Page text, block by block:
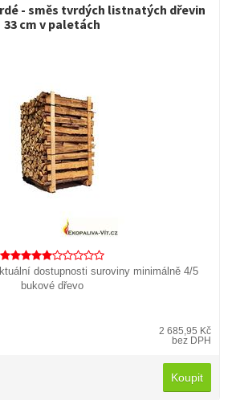
- směs tvrdých listnatých dřevin
33 cm v paletách
dostupnosti suroviny minimálně 4/5
bukové dřevo
2 685,95 Kč
bez DPH
Koupit